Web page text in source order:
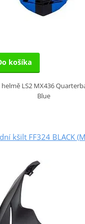
košíka
LS2 MX436
Blue
kšilt FF324 BLACK